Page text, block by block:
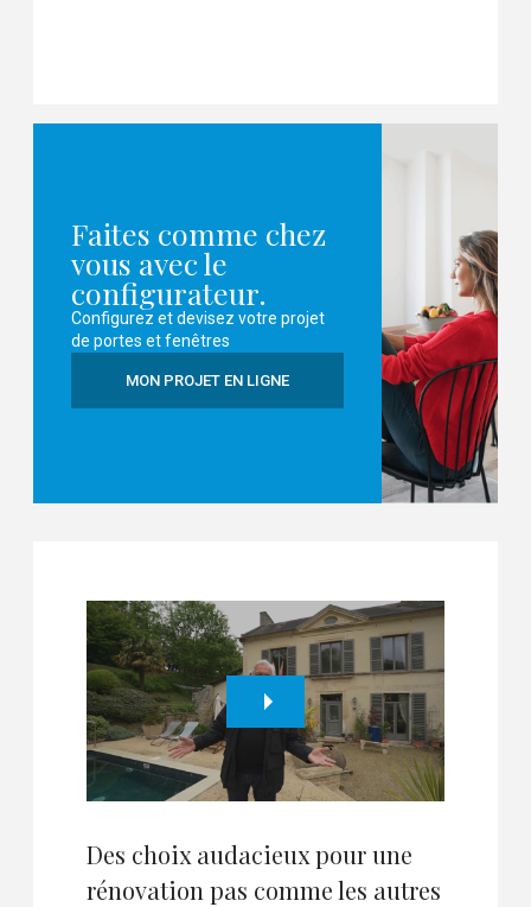
Faites comme chez
vous avec le
configurateur.
Configurez et devisez votre projet
de portes et fenêtres
MON PROJET EN LIGNE
Des choix audacieux pour une
rénovation pas comme les autres